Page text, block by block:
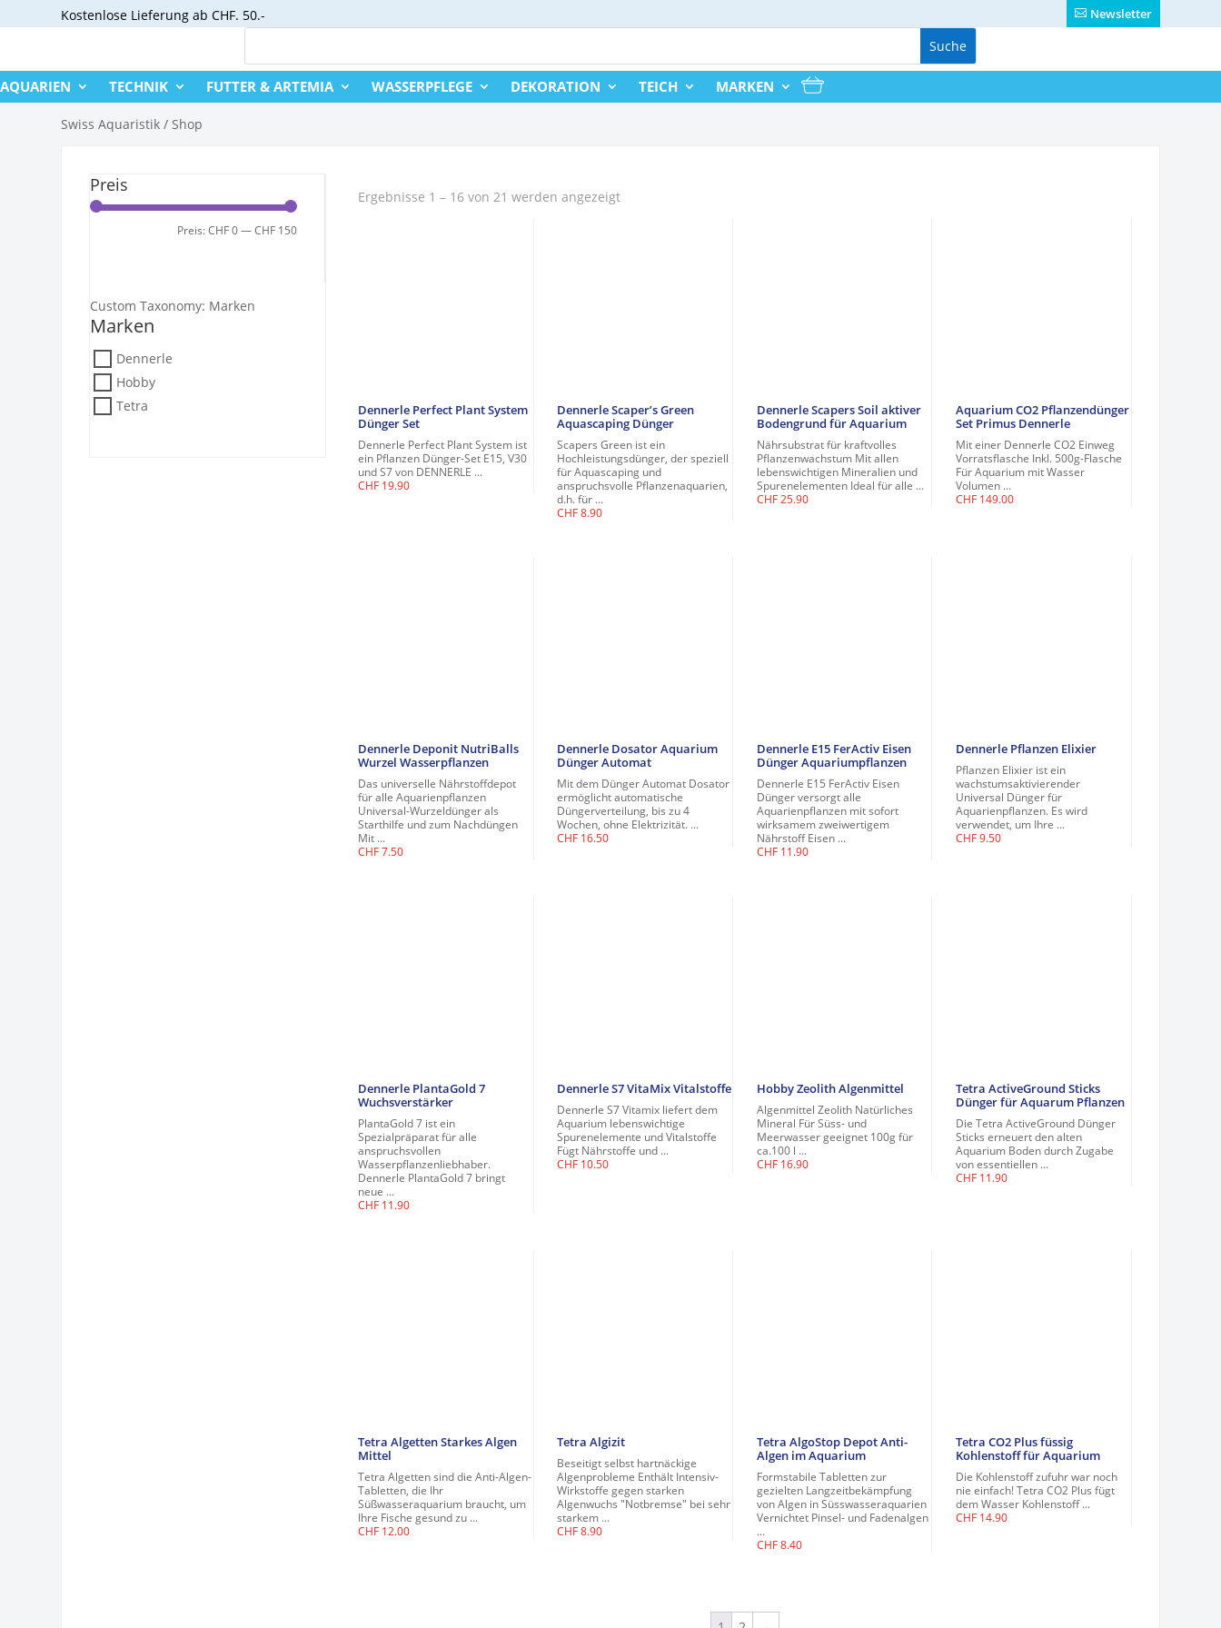
Kostenlose Lieferung ab CHF. 50.- Newsletter
AQUARIEN TECHNIK FUTTER & ARTEMIA WASSERPFLEGE DEKORATION TEICH MARKEN
Swiss Aquaristik / Shop
Preis
Min.
Max.
Preis:CHF 0—CHF 150
Custom Taxonomy: Marken
Marken
Dennerle
Hobby
Tetra
Ergebnisse 1 – 16 von 21 werden angezeigt
Dennerle Perfect Plant System
Dünger Set
Dennerle Perfect Plant System ist
ein Pflanzen Dünger-Set E15, V30
und S7 von DENNERLE ...
CHF19.90
Dennerle Scaper’s Green
Aquascaping Dünger
Scapers Green ist ein
Hochleistungsdünger, der speziell
für Aquascaping und
anspruchsvolle Pflanzenaquarien,
d.h. für ...
CHF8.90
Dennerle Scapers Soil aktiver
Bodengrund für Aquarium
Nährsubstrat für kraftvolles
Pflanzenwachstum Mit allen
lebenswichtigen Mineralien und
Spurenelementen Ideal für alle ...
CHF25.90
Aquarium CO2 Pflanzendünger
Set Primus Dennerle
Mit einer Dennerle CO2 Einweg
Vorratsflasche Inkl. 500g-Flasche
Für Aquarium mit Wasser
Volumen ...
CHF149.00
Dennerle Deponit NutriBalls
Wurzel Wasserpflanzen
Das universelle Nährstoffdepot
für alle Aquarienpflanzen
Universal-Wurzeldünger als
Starthilfe und zum Nachdüngen
Mit ...
CHF7.50
Dennerle Dosator Aquarium
Dünger Automat
Mit dem Dünger Automat Dosator
ermöglicht automatische
Düngerverteilung, bis zu 4
Wochen, ohne Elektrizität. ...
CHF 16.50
Dennerle E15 FerActiv Eisen
Dünger Aquariumpflanzen
Dennerle E15 FerActiv Eisen
Dünger versorgt alle
Aquarienpflanzen mit sofort
wirksamem zweiwertigem
Nährstoff Eisen ...
CHF11.90
Dennerle Pflanzen Elixier
Pflanzen Elixier ist ein
wachstumsaktivierender
Universal Dünger für
Aquarienpflanzen. Es wird
verwendet, um Ihre ...
CHF9.50
Dennerle PlantaGold 7
Wuchsverstärker
PlantaGold 7 ist ein
Spezialpräparat für alle
anspruchsvollen
Wasserpflanzenliebhaber.
Dennerle PlantaGold 7 bringt
neue ...
CHF11.90
Dennerle S7 VitaMix Vitalstoffe
Dennerle S7 Vitamix liefert dem
Aquarium lebenswichtige
Spurenelemente und Vitalstoffe
Fügt Nährstoffe und ...
CHF 10.50
Hobby Zeolith Algenmittel
Algenmittel Zeolith Natürliches
Mineral Für Süss- und
Meerwasser geeignet 100g für
ca.100 l ...
CHF16.90
Tetra ActiveGround Sticks
Dünger für Aquarum Pflanzen
Die Tetra ActiveGround Dünger
Sticks erneuert den alten
Aquarium Boden durch Zugabe
von essentiellen ...
CHF11.90
Tetra Algetten Starkes Algen
Mittel
Tetra Algetten sind die Anti-Algen-
Tabletten, die Ihr
Süßwasseraquarium braucht, um
Ihre Fische gesund zu ...
CHF12.00
Tetra Algizit
Beseitigt selbst hartnäckige
Algenprobleme Enthält Intensiv-
Wirkstoffe gegen starken
Algenwuchs "Notbremse" bei sehr
starkem ...
CHF8.90
Tetra AlgoStop Depot Anti-
Algen im Aquarium
Formstabile Tabletten zur
gezielten Langzeitbekämpfung
von Algen in Süsswasseraquarien
Vernichtet Pinsel- und Fadenalgen
...
CHF8.40
Tetra CO2 Plus füssig
Kohlenstoff für Aquarium
Die Kohlenstoff zufuhr war noch
nie einfach! Tetra CO2 Plus fügt
dem Wasser Kohlenstoff ...
CHF14.90